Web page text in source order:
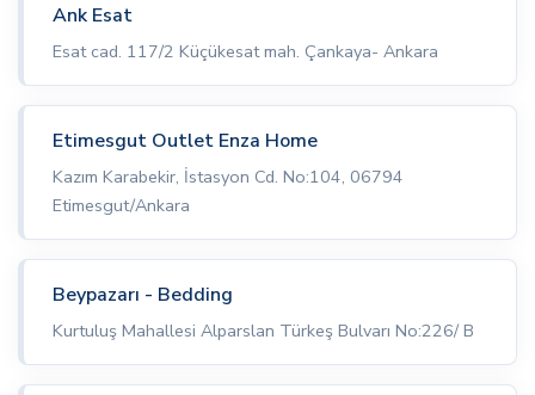
Ank Esat
Esat cad. 117/2 Küçükesat mah. Çankaya- Ankara
Etimesgut Outlet Enza Home
Kazım Karabekir, İstasyon Cd. No:104, 06794
Etimesgut/Ankara
Beypazarı - Bedding
Kurtuluş Mahallesi Alparslan Türkeş Bulvarı No:226/ B